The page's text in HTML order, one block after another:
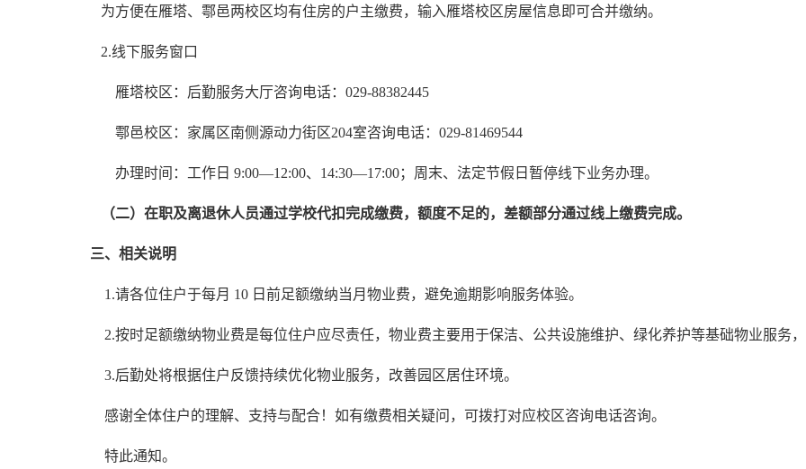
为方便在雁塔、鄠邑两校区均有住房的户主缴费，输入雁塔校区房屋信息即可合并缴纳。
2.线下服务窗口
雁塔校区：后勤服务大厅咨询电话：029-88382445
鄠邑校区：家属区南侧源动力街区204室咨询电话：029-81469544
办理时间：工作日 9:00—12:00、14:30—17:00；周末、法定节假日暂停线下业务办理。
（二）在职及离退休人员通过学校代扣完成缴费，额度不足的，差额部分通过线上缴费完成。
三、相关说明
1.请各位住户于每月 10 日前足额缴纳当月物业费，避免逾期影响服务体验。
2.按时足额缴纳物业费是每位住户应尽责任，物业费主要用于保洁、公共设施维护、绿化养护等基础物业服务，
3.后勤处将根据住户反馈持续优化物业服务，改善园区居住环境。
感谢全体住户的理解、支持与配合！如有缴费相关疑问，可拨打对应校区咨询电话咨询。
特此通知。